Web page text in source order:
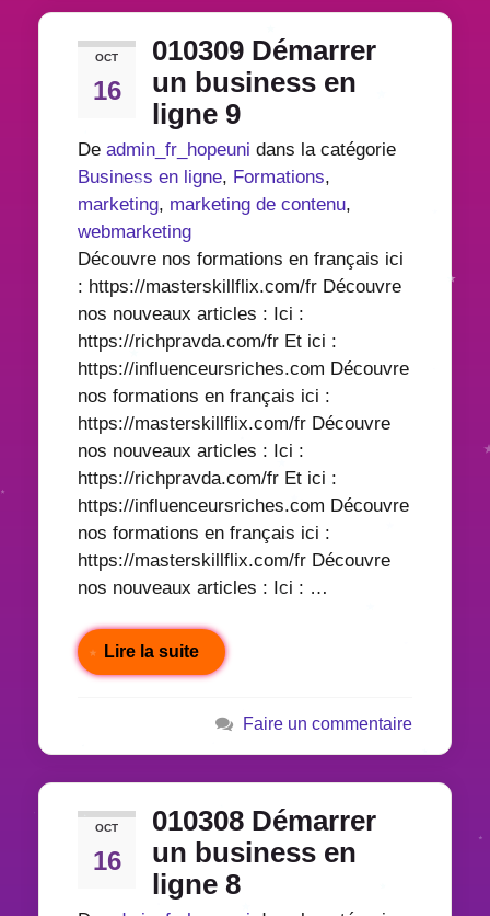
OCT
16
010309 Démarrer
un business en
ligne 9
De admin_fr_hopeuni dans la catégorie
Business en ligne, Formations,
marketing, marketing de contenu,
webmarketing
Découvre nos formations en français ici
: https://masterskillflix.com/fr Découvre
nos nouveaux articles : Ici :
https://richpravda.com/fr Et ici :
https://influenceursriches.com Découvre
nos formations en français ici :
https://masterskillflix.com/fr Découvre
nos nouveaux articles : Ici :
https://richpravda.com/fr Et ici :
https://influenceursriches.com Découvre
nos formations en français ici :
https://masterskillflix.com/fr Découvre
nos nouveaux articles : Ici : …
Lire la suite
Faire un commentaire
OCT
16
010308 Démarrer
un business en
ligne 8